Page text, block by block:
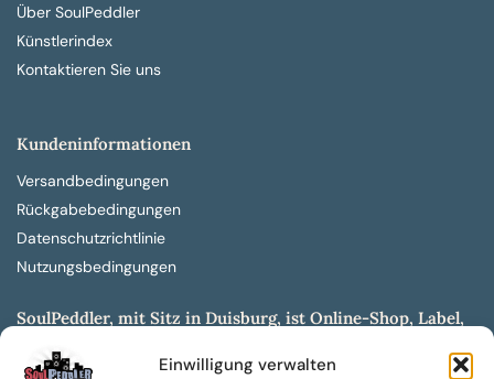
Einwilligung verwalten
Über SoulPeddler
Künstlerindex
Kontaktieren Sie uns
Kundeninformationen
Versandbedingungen
Rückgabebedingungen
Datenschutzrichtlinie
Nutzungsbedingungen
SoulPeddler, mit Sitz in Duisburg, ist Online-Shop, Label,
entwickelt aus dem SoulPeddler Vinyl-Presswerk und